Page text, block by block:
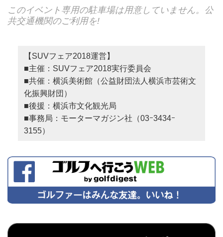
このイベント専用の駐車場は用意していません。公
共交通機関のご利用を!
【SUVフェア2018運営】
■主催：SUVフェア2018実行委員会
■共催：横浜美術館（公益財団法人横浜市芸術文
化振興財団）
■後援：横浜市文化観光局
■事務局：モーターマガジン社（03ｰ3434ｰ
3155）